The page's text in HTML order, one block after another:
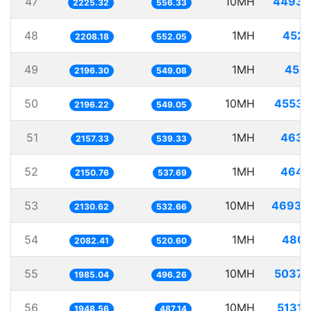
2225.32 556.33
48 2208.18 552.05 1MH
49 2196.30 549.08 1MH
50 2196.22 549.05 10MH
51 2157.33 539.33 1MH
52 2150.76 537.69 1MH
53 2130.62 532.66 10MH
54 2082.41 520.60 1MH
55 1985.04 496.26 10MH
56 1948.56 487.14 10MH